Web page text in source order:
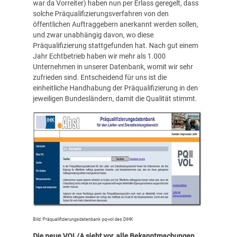
war da Vorreiter) haben nun per Erlass geregelt, dass
solche Präqualifizierungsverfahren von den
öffentlichen Auftraggebern anerkannt werden sollen,
und zwar unabhängig davon, wo diese
Präqualifizierung stattgefunden hat. Nach gut einem
Jahr Echtbetrieb haben wir mehr als 1.000
Unternehmen in unserer Datenbank, womit wir sehr
zufrieden sind. Entscheidend für uns ist die
einheitliche Handhabung der Präqualifizierung in den
jeweiligen Bundesländern, damit die Qualität stimmt.
Bild: Präqualifizierungsdatenbank pq-vol des DIHK